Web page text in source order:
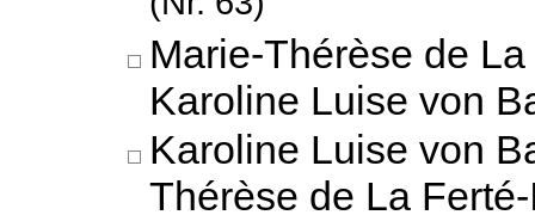
Marie-Thérèse de
Karoline Luise von
Karoline Luise von
Thérèse de La